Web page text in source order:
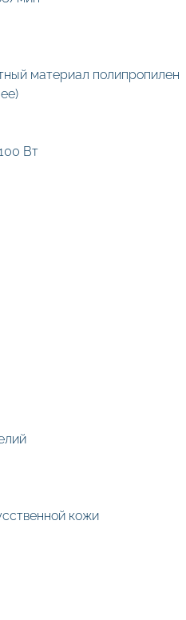
материал полипропилен
Вт
кожи